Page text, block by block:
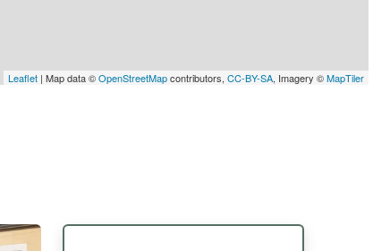
Leaflet | Map data ©OpenStreetMapcontributors, CC-BY-SA, Imagery ©MapTiler